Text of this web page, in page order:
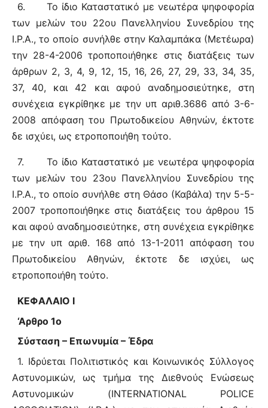
6.
Το ίδιο Καταστατικό με νεωτέρα ψηφοφορία
των μελών του 22ου Πανελληνίου Συνεδρίου της
Ι.Ρ.Α., το οποίο συνήλθε στην Καλαμπάκα (Μετέωρα)
την 28-4-2006 τροποποιήθηκε στις διατάξεις των
άρθρων 2, 3, 4, 9, 12, 15, 16, 26, 27, 29, 33, 34, 35,
37, 40, και 42 και αφού αναδημοσιεύτηκε, στη
συνέχεια εγκρίθηκε με την υπ αριθ.3686 από 3-6-
2008 απόφαση του Πρωτοδικείου Αθηνών, έκτοτε
δε ισχύει, ως ετροποποιήθη τούτο.
7.
Το ίδιο Καταστατικό με νεωτέρα ψηφοφορία
των μελών του 23ου Πανελληνίου Συνεδρίου της
Ι.Ρ.Α., το οποίο συνήλθε στη Θάσο (Καβάλα) την 5-5-
2007 τροποποιήθηκε στις διατάξεις του άρθρου 15
και αφού αναδημοσιεύτηκε, στη συνέχεια εγκρίθηκε
με την υπ αριθ. 168 από 13-1-2011 απόφαση του
Πρωτοδικείου Αθηνών, έκτοτε δε ισχύει, ως
ετροποποιήθη τούτο.
ΚΕΦΑΛΑΙΟ I
‘Αρθρο 1ο
Σύσταση – Επωνυμία – Έδρα
1. Ιδρύεται Πολιτιστικός και Κοινωνικός Σύλλογος
Αστυνομικών, ως τμήμα της Διεθνούς Ενώσεως
Αστυνομικών (ΙΝTERNATIONAL POLICE